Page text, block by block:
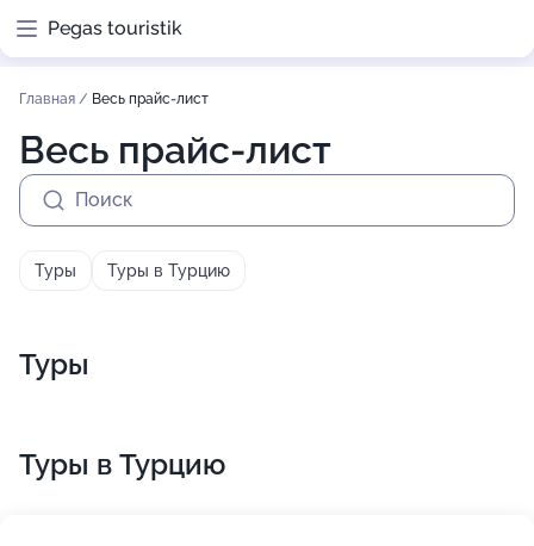
Pegas touristik
Главная / Весь прайс-лист
Весь прайс-лист
Поиск
Туры Туры в Турцию
Туры
Туры в Турцию